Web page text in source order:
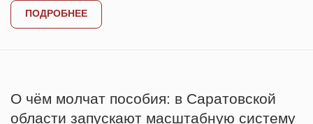
ПОДРОБНЕЕ
О чём молчат пособия: в Саратовской
области запускают масштабную систему